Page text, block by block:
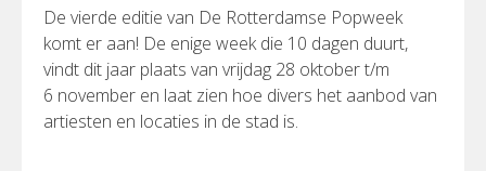
De vierde editie van De Rotterdamse Popweek
komt er aan! De enige week die 10 dagen duurt,
vindt dit jaar plaats van vrijdag 28 oktober t/m
6 november en laat zien hoe divers het aanbod van
artiesten en locaties in de stad is.